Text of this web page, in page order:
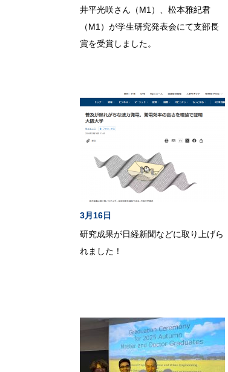
井平光咲さん（M1）、松本雅紀君
（M1）が学生研究発表会にて支部長
賞を受賞しました。
3月16日
研究成果が日経新聞などに取り上げら
れました！